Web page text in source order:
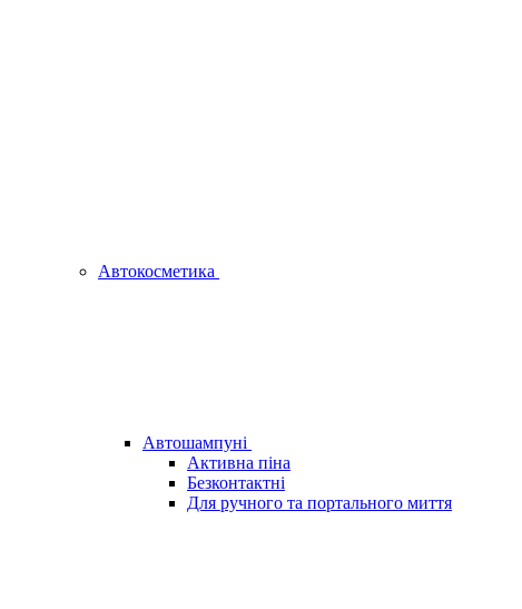
Автокосметика
Автошампуні
Активна піна
Безконтактні
Для ручного та портального миття